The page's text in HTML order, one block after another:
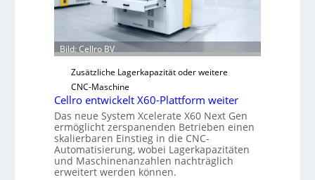
e
r
Ü
b
e
r
l
a
s
t
s
c
Bild: Cellro BV
Zusätzliche Lagerkapazität oder weitere
CNC-Maschine
Cellro entwickelt X60-Plattform weiter
Das neue System Xcelerate X60 Next Gen
ermöglicht zerspanenden Betrieben einen
skalierbaren Einstieg in die CNC-
Automatisierung, wobei Lagerkapazitäten
und Maschinenanzahlen nachträglich
erweitert werden können.